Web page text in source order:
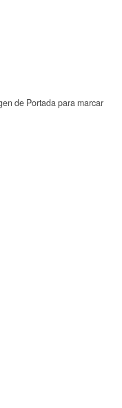
de Portada para marcar